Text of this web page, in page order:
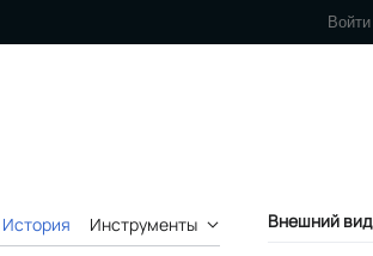
Войти
История Инструменты Внешний вид